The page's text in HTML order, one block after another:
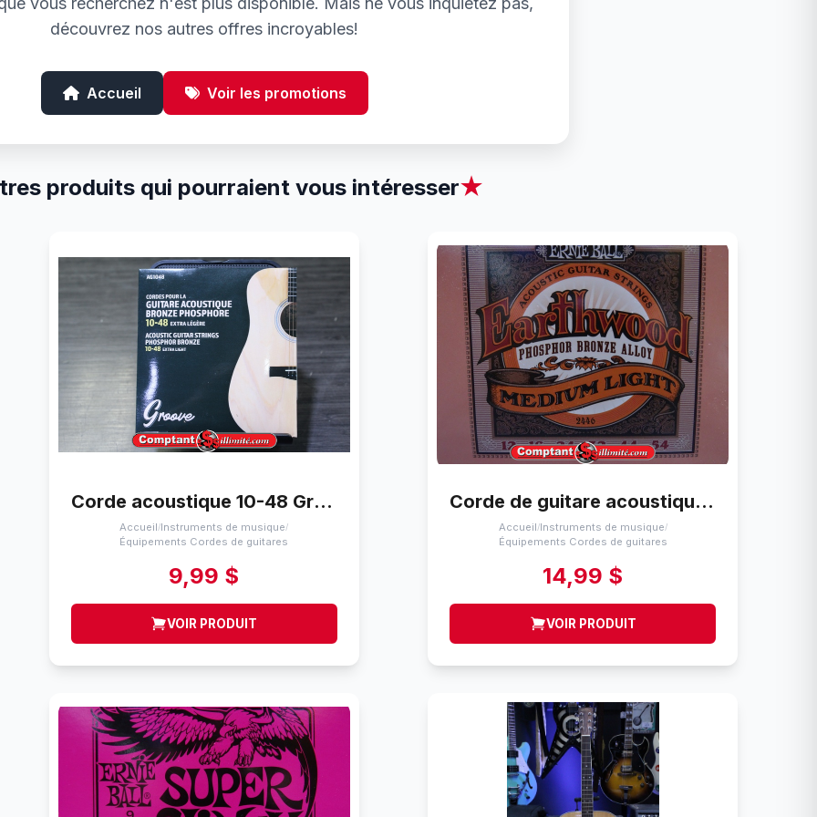
découvrez nos autres offres incroyables!
Accueil Voir les promotions
produits qui pourraient vous intéresser★
Corde acoustique 10-48 Groove gro ag1048
Accueil/Instruments de musique/
Équipements Cordes de guitares
9,99 $
VOIR PRODUIT
Corde de guitare acoustique (12-54) Ernie Ball Bronze / phosphoreux 12-54
Accueil/Instruments de musique/
Équipements Cordes de guitares
14,99 $
VOIR PRODUIT